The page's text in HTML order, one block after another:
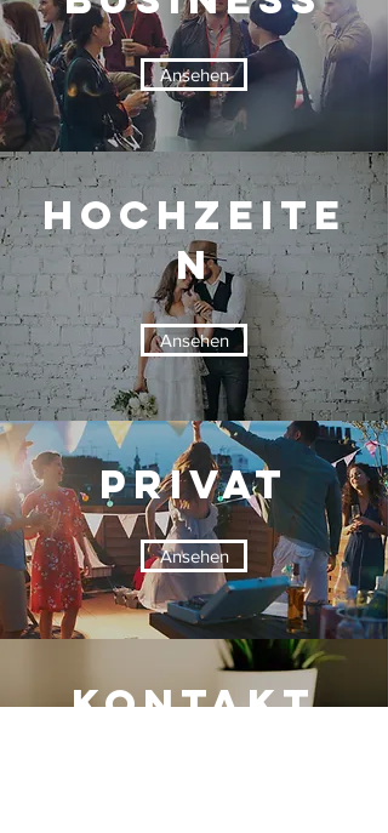
Ansehen
Hochzeite
n
Ansehen
Privat
Ansehen
KONTAKT